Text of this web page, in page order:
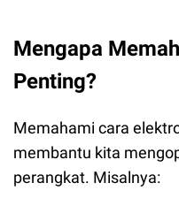
Mengapa
Penting?
Memahami cara
membantu kita
perangkat. Misalnya: